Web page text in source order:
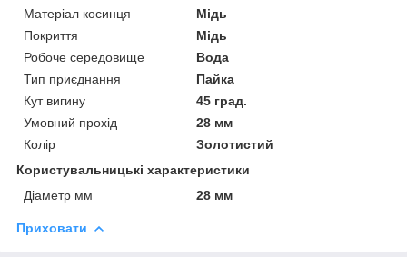
Матеріал косинця
Мідь
Покриття
Мідь
Робоче середовище
Вода
Тип приєднання
Пайка
Кут вигину
45 град.
Умовний прохід
28 мм
Колір
Золотистий
Користувальницькі характеристики
Діаметр мм
28 мм
Приховати